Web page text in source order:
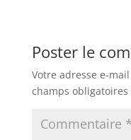
Poster le
Votre adresse e-
champs